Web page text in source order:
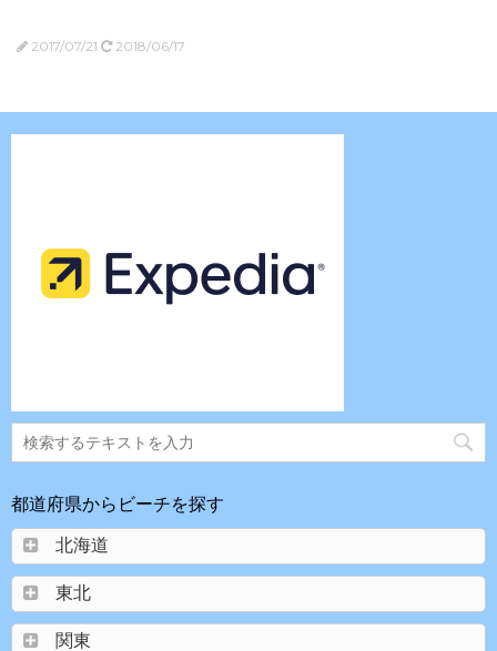
2017/07/21 2018/06/17
都道府県からビーチを探す
北海道
東北
関東